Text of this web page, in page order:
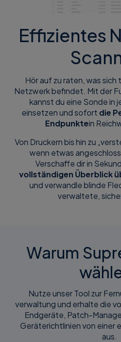
Effizientes
Hör auf zu raten, was sich
Netzwerk befindet. Mit der
kannst du eine Sonde in
einsetzen und sofort die
Endpunktein
Von Druckern bis hin zu
wenn etwas
Verschaffe dir in
vollständigen Überblick
und verwandle blinde
verwaltete,
Warum
Nutze unser Tool zur
verwaltung und erhalte die
Endgeräte, Patch-
Geräterichtlinien von einer
aus.